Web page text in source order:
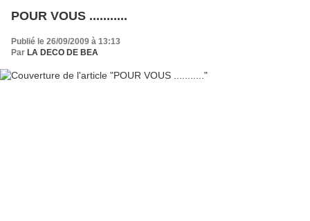
POUR VOUS ...........
Publié le 26/09/2009 à 13:13
Par LA DECO DE BEA